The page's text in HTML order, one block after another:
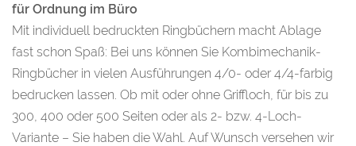
für Ordnung im Büro
Mit individuell bedruckten Ringbüchern macht Ablage
fast schon Spaß: Bei uns können Sie Kombimechanik-
Ringbücher in vielen Ausführungen 4/0- oder 4/4-farbig
bedrucken lassen. Ob mit oder ohne Griffloch, für bis zu
300, 400 oder 500 Seiten oder als 2- bzw. 4-Loch-
Variante – Sie haben die Wahl. Auf Wunsch versehen wir